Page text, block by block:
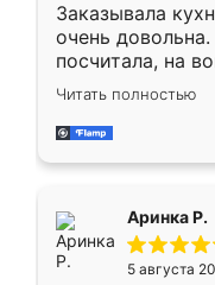
Заказывала
очень
посчитала, на
Замерщик
делу со всей
за день, ребята
Читать полностью
Аринка Р.
5 августа